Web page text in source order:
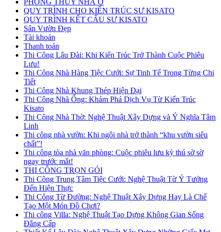
QUY TRÌNH CHO KIẾN TRÚC SƯ KISATO
QUY TRÌNH KẾT CẤU SƯ KISATO
Sân Vườn Đẹp
Tài khoản
Thanh toán
Thi Công Lâu Đài: Khi Kiến Trúc Trở Thành Cuộc Phiêu
Lưu!
Thi Công Nhà Hàng Tiệc Cưới: Sự Tinh Tế Trong Từng Chi
Tiết
Thi Công Nhà Khung Thép Hiện Đại
Thi Công Nhà Ống: Khám Phá Dịch Vụ Từ Kiến Trúc
Kisato
Thi Công Nhà Thờ: Nghệ Thuật Xây Dựng và Ý Nghĩa Tâm
Linh
Thi công nhà vườn: Khi ngôi nhà trở thành “khu vườn siêu
chất”!
Thi công tòa nhà văn phòng: Cuộc phiêu lưu kỳ thú sờ sờ
ngay trước mắt!
THI CÔNG TRỌN GÓI
Thi Công Trung Tâm Tiệc Cưới: Nghệ Thuật Từ Ý Tưởng
Đến Hiện Thực
Thi Công Từ Đường: Nghệ Thuật Xây Dựng Hay Là Chế
Tạo Một Món Đồ Chơi?
Thi công Villa: Nghệ Thuật Tạo Dựng Không Gian Sống
Đẳng Cấp